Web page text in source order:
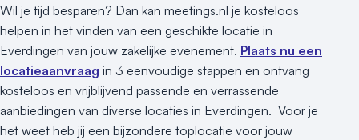
Wil je tijd besparen? Dan kan meetings.nl je kosteloos
helpen in het vinden van een geschikte locatie in
Everdingen van jouw zakelijke evenement. Plaats nu een
locatieaanvraag in 3 eenvoudige stappen en ontvang
kosteloos en vrijblijvend passende en verrassende
aanbiedingen van diverse locaties in Everdingen. Voor je
het weet heb jij een bijzondere toplocatie voor jouw